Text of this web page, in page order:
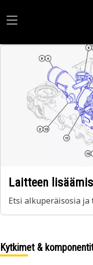
Laitteen
Etsi alkuperäisosia ja
Kytkimet &